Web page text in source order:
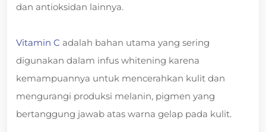
dan antioksidan lainnya.
Vitamin C adalah bahan utama yang sering
digunakan dalam infus whitening karena
kemampuannya untuk mencerahkan kulit dan
mengurangi produksi melanin, pigmen yang
bertanggung jawab atas warna gelap pada kulit.